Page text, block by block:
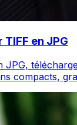
en JPG
JPG,
compacts,